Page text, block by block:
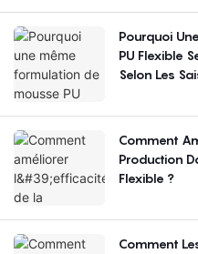
Pourquoi
PU Flexible
Selon Les
Comment
Production
Flexible ?
Comment